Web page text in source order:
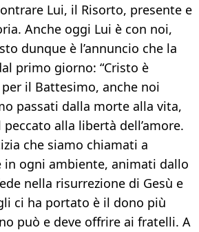
Lui, il Risorto, presente e
Anche oggi Lui è con noi,
dunque è l’annuncio che la
primo giorno: “Cristo è
per il Battesimo, anche noi
passati dalla morte alla vita,
alla libertà dell’amore.
che siamo chiamati a
ogni ambiente, animati dallo
nella risurrezione di Gesù e
ci ha portato è il dono più
può e deve offrire ai fratelli. A